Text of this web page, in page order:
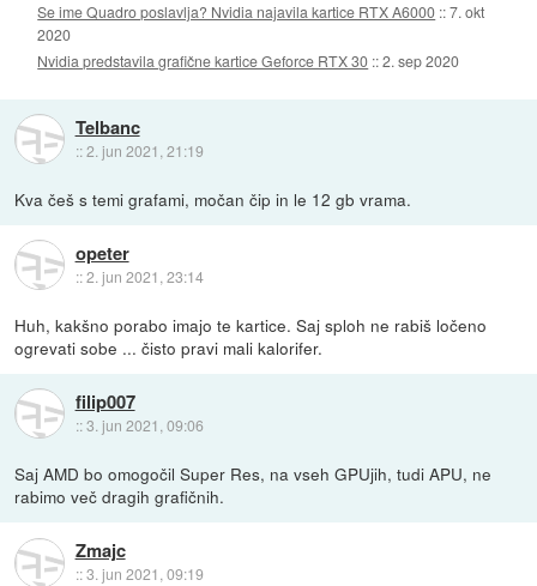
Se ime Quadro poslavlja? Nvidia najavila kartice RTX A6000 ::7. okt
2020
Nvidia predstavila grafične kartice Geforce RTX 30 ::2. sep 2020
Telbanc
::2. jun 2021, 21:19
Kva češ s temi grafami, močan čip in le 12 gb vrama.
opeter
::2. jun 2021, 23:14
Huh, kakšno porabo imajo te kartice. Saj sploh ne rabiš ločeno
ogrevati sobe ... čisto pravi mali kalorifer.
filip007
::3. jun 2021, 09:06
Saj AMD bo omogočil Super Res, na vseh GPUjih, tudi APU, ne
rabimo več dragih grafičnih.
Zmajc
::3. jun 2021, 09:19